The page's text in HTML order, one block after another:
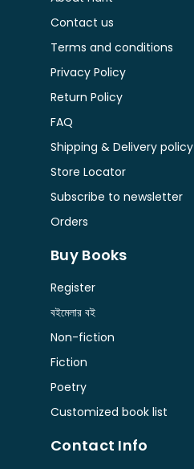
Contact us
Terms and conditions
Privacy Policy
Return Policy
FAQ
Shipping & Delivery policy
Store Locator
Subscribe to newsletter
Orders
Buy Books
Register
বইমেলার বই
Non-fiction
Fiction
Poetry
Customized book list
Contact Info